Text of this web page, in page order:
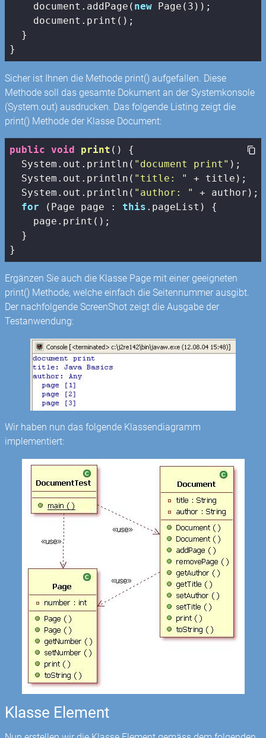
    document.addPage(
new Page( 3 ));
    document.print();
  }
}
Sicher ist Ihnen die Methode print() aufgefallen. Diese
Methode soll das gesamte Dokument an der Systemkonsole
(System.out) ausdrucken. Das folgende Listing zeigt die
print() Methode der Klasse Document:
public void print ()
{
  System.out.println(
"document print" );
  System.out.println(
"title: "
+ title);
  System.out.println(
"author: "
+ author);
for (Page page : this .pageList) {
    page.print();
  }
}
Ergänzen Sie auch die Klasse Page mit einer geeigneten
print() Methode, welche einfach die Seitennummer ausgibt.
Der nachfolgende ScreenShot zeigt die Ausgabe der
Testanwendung:
Wir haben nun das folgende Klassendiagramm
implementiert:
Klasse Element